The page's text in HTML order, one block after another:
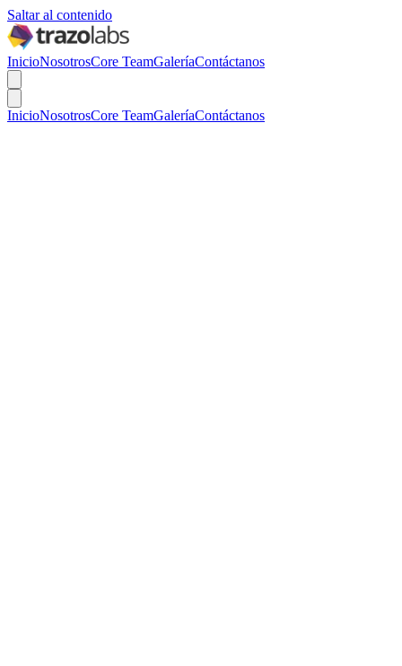
Saltar al contenido
InicioNosotrosCore TeamGaleríaContáctanos
InicioNosotrosCore TeamGaleríaContáctanos